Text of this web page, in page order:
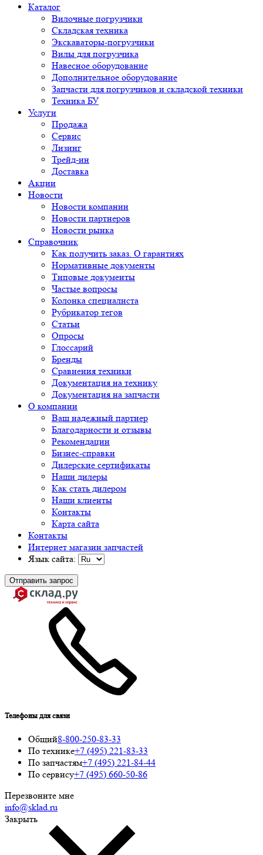
Каталог
Вилочные погрузчики
Складская техника
Экскаваторы-погрузчики
Вилы для погрузчика
Навесное оборудование
Дополнительное оборудование
Запчасти для погрузчиков и складской техники
Техника БУ
Услуги
Продажа
Сервис
Лизинг
Трейд-ин
Доставка
Акции
Новости
Новости компании
Новости партнеров
Новости рынка
Справочник
Как получить заказ. О гарантиях
Нормативные документы
Типовые документы
Частые вопросы
Колонка специалиста
Рубрикатор тегов
Статьи
Опросы
Глоссарий
Бренды
Сравнения техники
Документация на технику
Документация на запчасти
О компании
Ваш надежный партнер
Благодарности и отзывы
Рекомендации
Бизнес-справки
Дилерские сертификаты
Наши дилеры
Как стать дилером
Наши клиенты
Контакты
Карта сайта
Контакты
Интернет магазин запчастей
Язык сайта:
Отправить запрос
Телефоны для связи
Общий8-800-250-83-33
По технике+7 (495) 221-83-33
По запчастям+7 (495) 221-84-44
По сервису+7 (495) 660-50-86
Перезвоните мне
info@sklad.ru
Закрыть